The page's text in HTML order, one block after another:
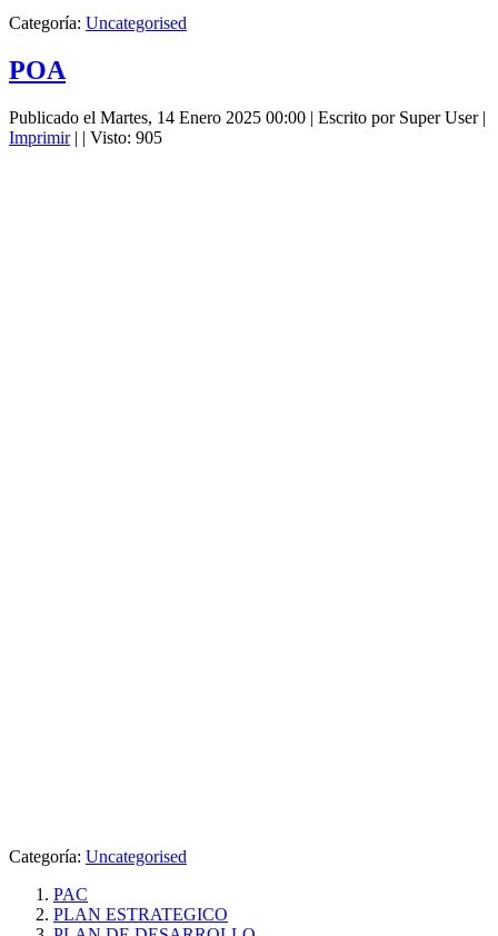
Categoría: Uncategorised
POA
Publicado el Martes, 14 Enero 2025 00:00 | Escrito por Super User|
Imprimir| | Visto: 905
Categoría: Uncategorised
PAC
PLAN ESTRATEGICO